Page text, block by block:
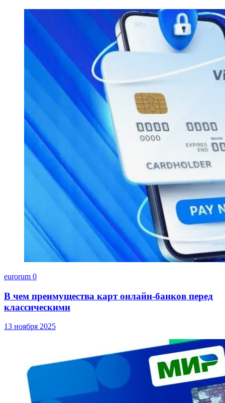
eurorum 0
В чем преимущества карт онлайн-банков перед
классическими
13 ноября 2025